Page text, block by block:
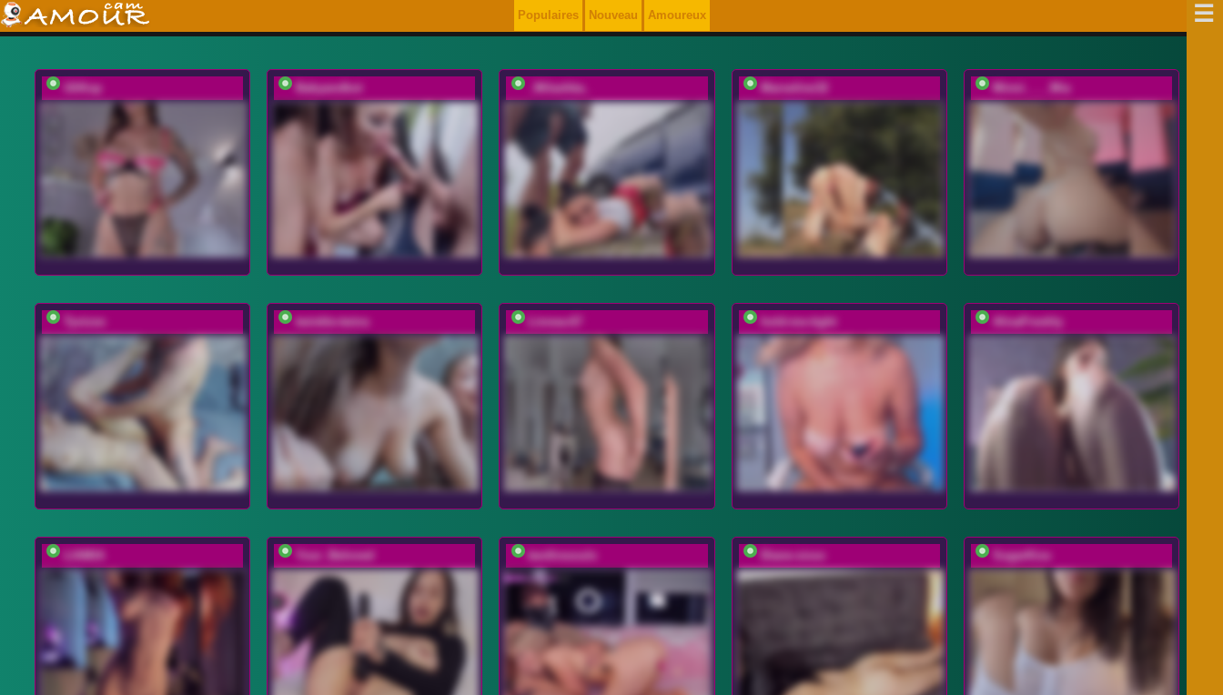
Populaires Nouveau Amoureux
UliKop Babyandkot _Milashka_ Marseline32 Minni____Mia
Tyvizex twinkle-twins Linnea-67 hold-me-tight AlisaFreshly
LIAMIA Your_Beloved twofiresouls Diane-sixxx SugarKiss